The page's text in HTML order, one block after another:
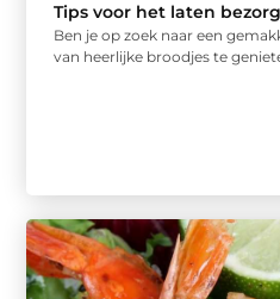
Tips voor het laten
Ben je op zoek naar een
van heerlijke broodjes te